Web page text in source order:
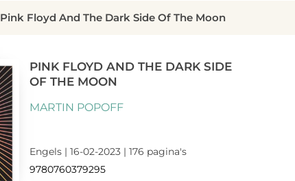
Pink Floyd And The Dark Side Of The Moon
PINK FLOYD AND THE DARK SIDE
OF THE MOON
MARTIN POPOFF
Engels | 16-02-2023 | 176 pagina's
9780760379295